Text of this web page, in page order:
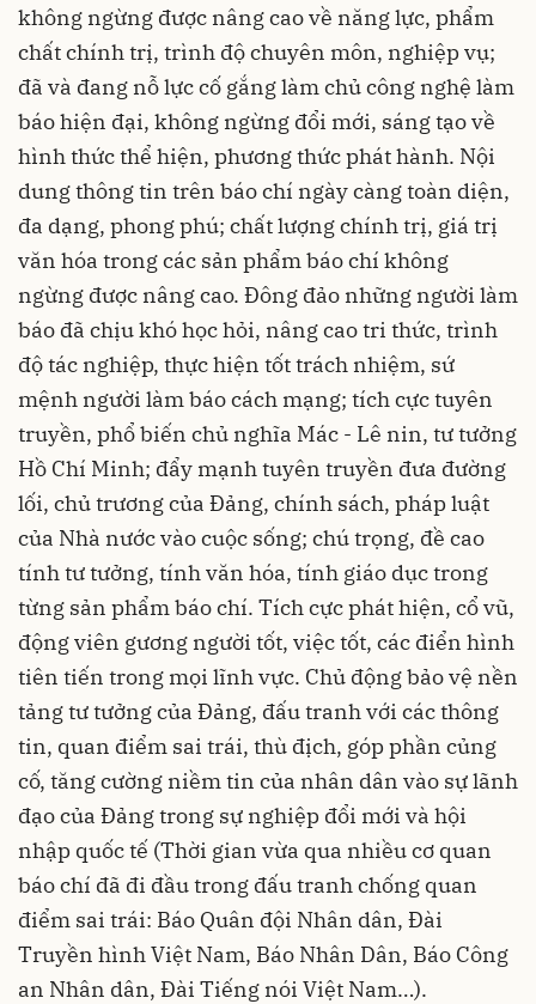
không ngừng được nâng cao về năng lực, phẩm
chất chính trị, trình độ chuyên môn, nghiệp vụ;
đã và đang nỗ lực cố gắng làm chủ công nghệ làm
báo hiện đại, không ngừng đổi mới, sáng tạo về
hình thức thể hiện, phương thức phát hành. Nội
dung thông tin trên báo chí ngày càng toàn diện,
đa dạng, phong phú; chất lượng chính trị, giá trị
văn hóa trong các sản phẩm báo chí không
ngừng được nâng cao. Đông đảo những người làm
báo đã chịu khó học hỏi, nâng cao tri thức, trình
độ tác nghiệp, thực hiện tốt trách nhiệm, sứ
mệnh người làm báo cách mạng; tích cực tuyên
truyền, phổ biến chủ nghĩa Mác - Lê nin, tư tưởng
Hồ Chí Minh; đẩy mạnh tuyên truyền đưa đường
lối, chủ trương của Đảng, chính sách, pháp luật
của Nhà nước vào cuộc sống; chú trọng, đề cao
tính tư tưởng, tính văn hóa, tính giáo dục trong
từng sản phẩm báo chí. Tích cực phát hiện, cổ vũ,
động viên gương người tốt, việc tốt, các điển hình
tiên tiến trong mọi lĩnh vực. Chủ động bảo vệ nền
tảng tư tưởng của Đảng, đấu tranh với các thông
tin, quan điểm sai trái, thù địch, góp phần củng
cố, tăng cường niềm tin của nhân dân vào sự lãnh
đạo của Đảng trong sự nghiệp đổi mới và hội
nhập quốc tế (Thời gian vừa qua nhiều cơ quan
báo chí đã đi đầu trong đấu tranh chống quan
điểm sai trái: Báo Quân đội Nhân dân, Đài
Truyền hình Việt Nam, Báo Nhân Dân, Báo Công
an Nhân dân, Đài Tiếng nói Việt Nam…).